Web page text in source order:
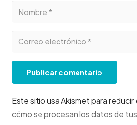
Publicar comentario
Este sitio usa Akismet para reducir
cómo se procesan los datos de